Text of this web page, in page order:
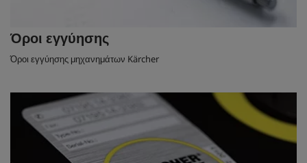
Όροι εγγύησης
Όροι εγγύησης μηχανημάτων Kärcher